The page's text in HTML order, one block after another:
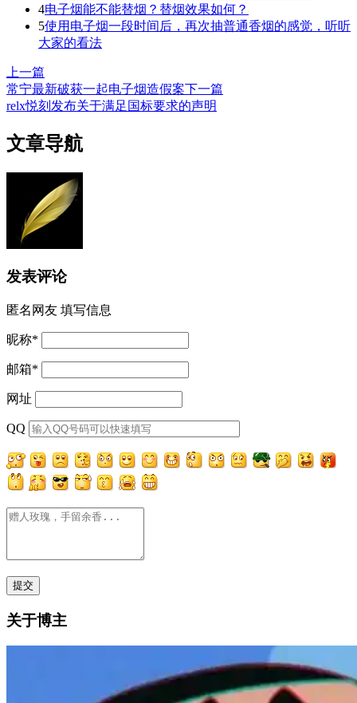
4电子烟能不能替烟？替烟效果如何？
5使用电子烟一段时间后，再次抽普通香烟的感觉，听听
大家的看法
上一篇
常宁最新破获一起电子烟造假案下一篇
relx悦刻发布关于满足国标要求的声明
文章导航
发表评论
匿名网友 填写信息
昵称*
邮箱*
网址
QQ
关于博主